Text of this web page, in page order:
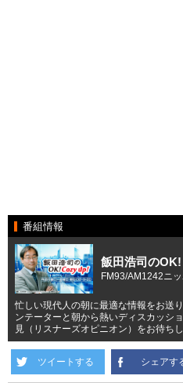
番組情報
飯田浩司の
FM93/AM1242ニ
忙しい現代人の朝に最適な情報をお送
ンテーターと朝から熱いディスカッシ
見（リスナーズオピニオン）をお待ちし
ツイートする シェアす